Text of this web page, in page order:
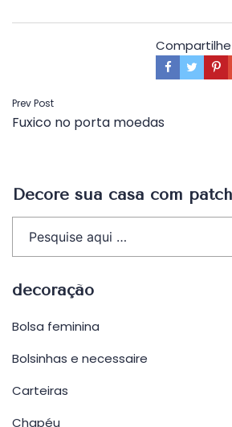
Navegação
de
Prev Post
Fuxico no porta moedas
Decore sua casa com
decoração
Bolsa feminina
Bolsinhas e necessaire
Carteiras
Chapéu